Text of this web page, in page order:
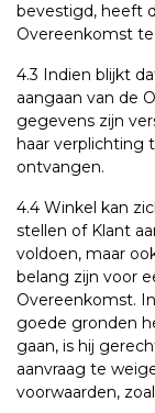
bevestigd, heeft
Overeenkomst
4.3 Indien blijkt
aangaan van de
gegevens zijn
haar verplichting
ontvangen.
4.4 Winkel kan
stellen of Klant
voldoen, maar
belang zijn voor
Overeenkomst.
goede gronden
gaan, is hij
aanvraag te
voorwaarden,